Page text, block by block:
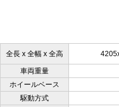
全長 x 全幅 x 全高
車両重量
ホイールベース
駆動方式